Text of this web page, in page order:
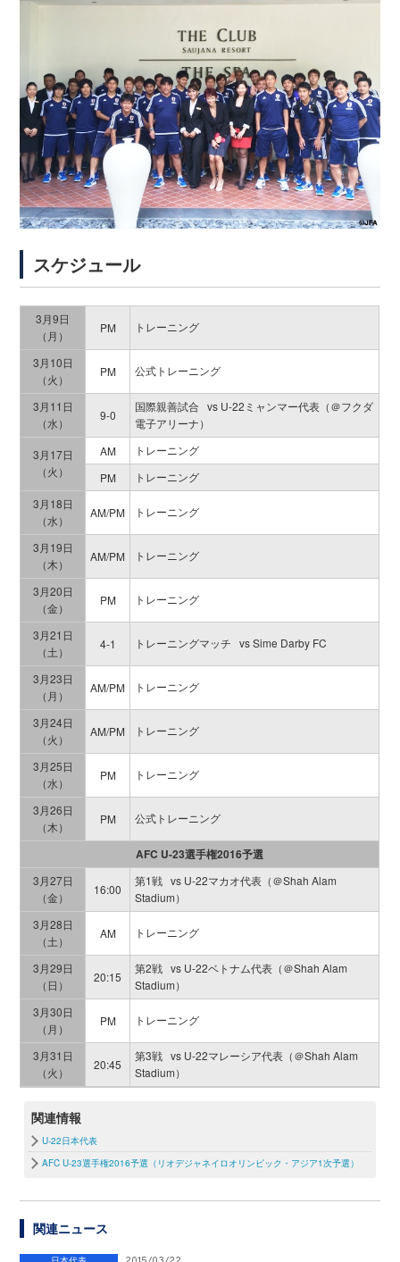
スケジュール
3月9日
（月）
PM トレーニング
3月10日
（火）
PM 公式トレーニング
3月11日
（水）
9-0
国際親善試合 vs U-22ミャンマー代表（＠フクダ
電子アリーナ）
3月17日
（火）
AM
トレーニング
PM
トレーニング
3月18日
（水）
AM/PM トレーニング
3月19日
（木）
AM/PM トレーニング
3月20日
（金）
PM トレーニング
3月21日
（土）
4-1 トレーニングマッチ vs Sime Darby FC
3月23日
（月）
AM/PM トレーニング
3月24日
（火）
AM/PM トレーニング
3月25日
（水）
PM トレーニング
3月26日
（木）
PM 公式トレーニング
AFC U-23選手権2016予選
3月27日
（金）
16:00
第1戦 vs U-22マカオ代表（＠Shah Alam
Stadium）
3月28日
（土）
AM トレーニング
3月29日
（日）
20:15
第2戦 vs U-22ベトナム代表（＠Shah Alam
Stadium）
3月30日
（月）
PM トレーニング
3月31日
（火）
20:45
第3戦 vs U-22マレーシア代表（＠Shah Alam
Stadium）
関連情報
U-22日本代表
AFC U-23選手権2016予選（リオデジャネイロオリンピック・アジア1次予選）
関連ニュース